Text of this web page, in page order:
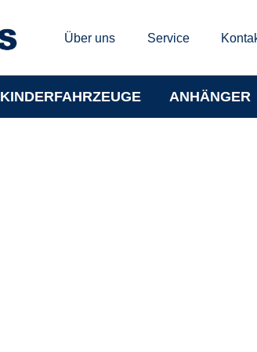
Über uns Service
KINDERFAHRZEUGE ANHÄNGER